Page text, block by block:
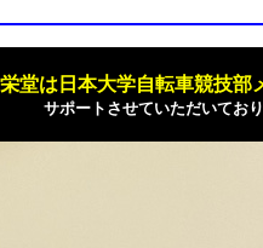
堂は日本大学自転車競技部
サポートさせていただいてお